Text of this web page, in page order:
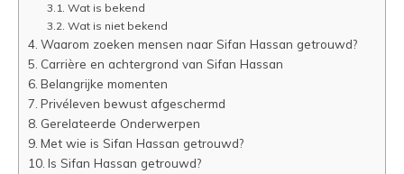
Wat is bekend
Wat is niet bekend
Waarom zoeken mensen naar Sifan Hassan getrouwd?
Carrière en achtergrond van Sifan Hassan
Belangrijke momenten
Privéleven bewust afgeschermd
Gerelateerde Onderwerpen
Met wie is Sifan Hassan getrouwd?
Is Sifan Hassan getrouwd?